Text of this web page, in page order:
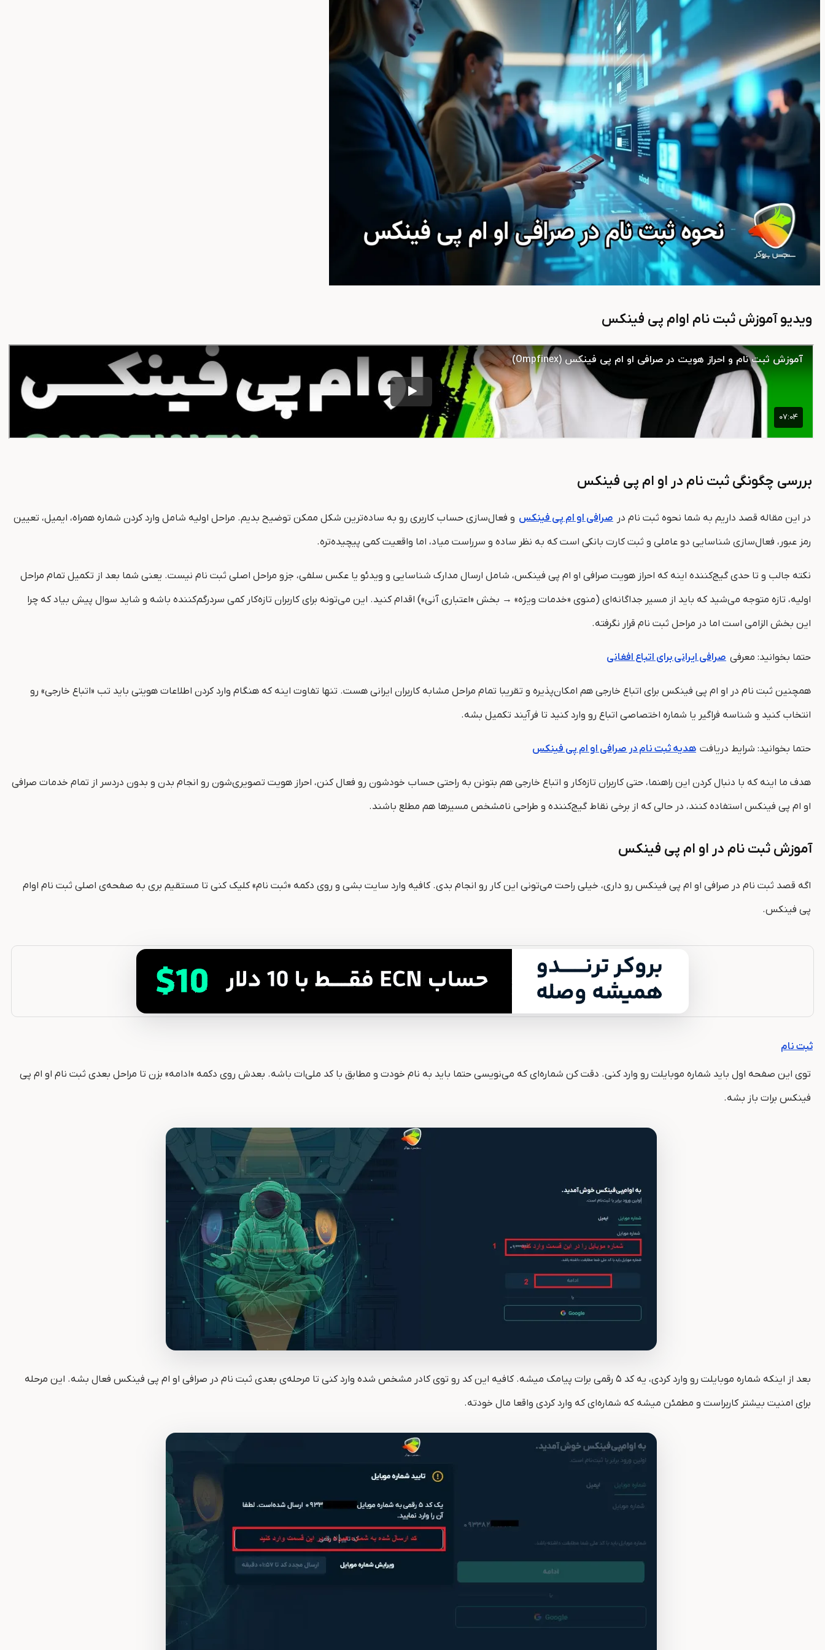
ویدیو آموزش ثبت نام اوام پی فینکس
بررسی چگونگی ثبت نام در او ام پی فینکس
در این مقاله قصد داریم به شما نحوه ثبت نام در صرافی او ام پی فینکس و فعال‌سازی حساب کاربری رو به ساده‌ترین شکل ممکن توضیح بدیم. مراحل اولیه شامل وارد کردن شماره همراه، ایمیل، تعیین
رمز عبور، فعال‌سازی شناسایی دو عاملی و ثبت کارت بانکی است که به نظر ساده و سرراست میاد، اما واقعیت کمی پیچیده‌تره.
نکته جالب و تا حدی گیج‌کننده اینه که احراز هویت صرافی او ام پی فینکس، شامل ارسال مدارک شناسایی و ویدئو یا عکس سلفی، جزو مراحل اصلی ثبت نام نیست. یعنی شما بعد از تکمیل تمام مراحل
اولیه، تازه متوجه می‌شید که باید از مسیر جداگانه‌ای (منوی «خدمات ویژه» → بخش «اعتباری آنی») اقدام کنید. این می‌تونه برای کاربران تازه‌کار کمی سردرگم‌کننده باشه و شاید سوال پیش بیاد که چرا
این بخش الزامی است اما در مراحل ثبت نام قرار نگرفته.
حتما بخوانید: معرفی صرافی ایرانی برای اتباع افغانی
همچنین ثبت نام در او ام پی فینکس برای اتباع خارجی هم امکان‌پذیره و تقریبا تمام مراحل مشابه کاربران ایرانی هست. تنها تفاوت اینه که هنگام وارد کردن اطلاعات هویتی باید تب «اتباع خارجی» رو
انتخاب کنید و شناسه فراگیر یا شماره اختصاصی اتباع رو وارد کنید تا فرآیند تکمیل بشه.
حتما بخوانید: شرایط دریافت هدیه ثبت نام در صرافی او ام پی فینکس
هدف ما اینه که با دنبال کردن این راهنما، حتی کاربران تازه‌کار و اتباع خارجی هم بتونن به راحتی حساب خودشون رو فعال کنن، احراز هویت تصویری‌شون رو انجام بدن و بدون دردسر از تمام خدمات صرافی
او ام پی فینکس استفاده کنند، در حالی که از برخی نقاط گیج‌کننده و طراحی نامشخص مسیرها هم مطلع باشند.
آموزش ثبت نام در او ام پی فینکس
اگه قصد ثبت نام در صرافی او ام پی فینکس رو داری، خیلی راحت می‌تونی این کار رو انجام بدی. کافیه وارد سایت بشی و روی دکمه «ثبت نام» کلیک کنی تا مستقیم بری به صفحه‌ی اصلی ثبت نام اوام
پی فینکس.
ثبت نام
توی این صفحه اول باید شماره موبایلت رو وارد کنی. دقت کن شماره‌ای که می‌نویسی حتما باید به نام خودت و مطابق با کد ملی‌ات باشه. بعدش روی دکمه «ادامه» بزن تا مراحل بعدی ثبت نام او ام پی
فینکس برات باز بشه.
بعد از اینکه شماره موبایلت رو وارد کردی، یه کد ۵ رقمی برات پیامک میشه. کافیه این کد رو توی کادر مشخص شده وارد کنی تا مرحله‌ی بعدی ثبت نام در صرافی او ام پی فینکس فعال بشه. این مرحله
برای امنیت بیشتر کاربراست و مطمئن میشه که شماره‌ای که وارد کردی واقعا مال خودته.